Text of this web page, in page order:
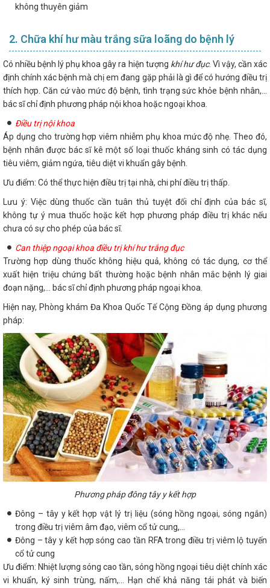
không thuyên giảm
2. Chữa khí hư màu trắng sữa loãng do bệnh lý
Có nhiều bệnh lý phụ khoa gây ra hiện tượng khí hư đục. Vì vậy, cần xác
định chính xác bệnh mà chị em đang gặp phải là gì để có hướng điều trị
thích hợp. Căn cứ vào mức độ bệnh, tình trạng sức khỏe bệnh nhân,...
bác sĩ chỉ định phương pháp nội khoa hoặc ngoại khoa.
Điều trị nội khoa
Áp dụng cho trường hợp viêm nhiễm phụ khoa mức độ nhẹ. Theo đó,
bệnh nhân được bác sĩ kê một số loại thuốc kháng sinh có tác dụng
tiêu viêm, giảm ngứa, tiêu diệt vi khuẩn gây bệnh.
Ưu điểm: Có thể thực hiện điều trị tại nhà, chi phí điều trị thấp.
Lưu ý: Việc dùng thuốc cần tuân thủ tuyệt đối chỉ định của bác sĩ,
không tự ý mua thuốc hoặc kết hợp phương pháp điều trị khác nếu
chưa có sự cho phép của bác sĩ.
Can thiệp ngoại khoa điều trị khí hư trắng đục
Trường hợp dùng thuốc không hiệu quả, không có tác dụng, cơ thể
xuất hiện triệu chứng bất thường hoặc bệnh nhân mắc bệnh lý giai
đoạn nặng,... bác sĩ chỉ định phương pháp ngoại khoa.
Hiện nay, Phòng khám Đa Khoa Quốc Tế Cộng Đồng áp dụng phương
pháp:
Phương pháp đông tây y kết hợp
Đông – tây y kết hợp vật lý trị liệu (sóng hồng ngoại, sóng ngắn)
trong điều trị viêm âm đạo, viêm cổ tử cung,...
Đông – tây y kết hợp sóng cao tần RFA trong điều trị viêm lộ tuyến
cổ tử cung
Ưu điểm: Nhiệt lượng sóng cao tần, sóng hồng ngoại tiêu diệt chính xác
vi khuẩn, ký sinh trùng, nấm,... Hạn chế khả năng tái phát và biến